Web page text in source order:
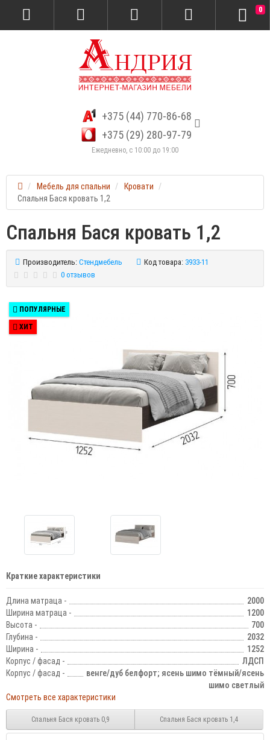
+375 (44) 770-86-68
+375 (29) 280-97-79
Ежедневно, с 10:00 до 19:00
0
Мебель для спальни
Кровати
Спальня Бася кровать 1,2
Спальня Бася кровать 1,2
Производитель: Стендмебель Код товара: 3933-11
0 отзывов
ПОПУЛЯРНЫЕ
ХИТ
Краткие характеристики
Длина матраца -
2000
Ширина матраца -
1200
Высота -
700
Глубина -
2032
Ширина -
1252
Корпус / фасад -
ЛДСП
Корпус / фасад -
венге/дуб белфорт; ясень шимо тёмный/ясень
шимо светлый
Смотреть все характеристики
Спальня Бася кровать 0,9 Спальня Бася кровать 1,4